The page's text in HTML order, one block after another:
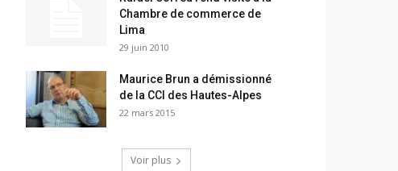
Chambre de commerce de
Lima
29 juin 2010
Maurice Brun a démissionné
de la CCI des Hautes-Alpes
22 mars 2015
Voir plus